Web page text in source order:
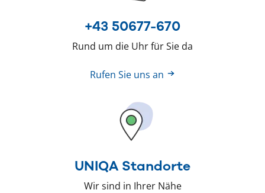
+43 50677-670
Rund um die Uhr für Sie da
Rufen Sie uns an
UNIQA Standorte
Wir sind in Ihrer Nähe